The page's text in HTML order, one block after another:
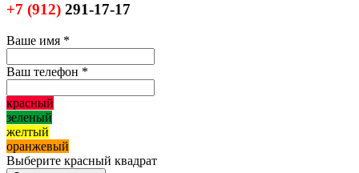
+7 (912) 291-17-17
Ваше имя *
Ваш телефон *
красный
зеленый
желтый
оранжевый
Выберите красный квадрат